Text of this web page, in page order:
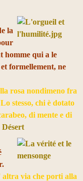
la
homme qui a le
formellement, ne
rosa nondimeno fra
stesso, chi è dotato
di mente e di
Désert
via che porti alla